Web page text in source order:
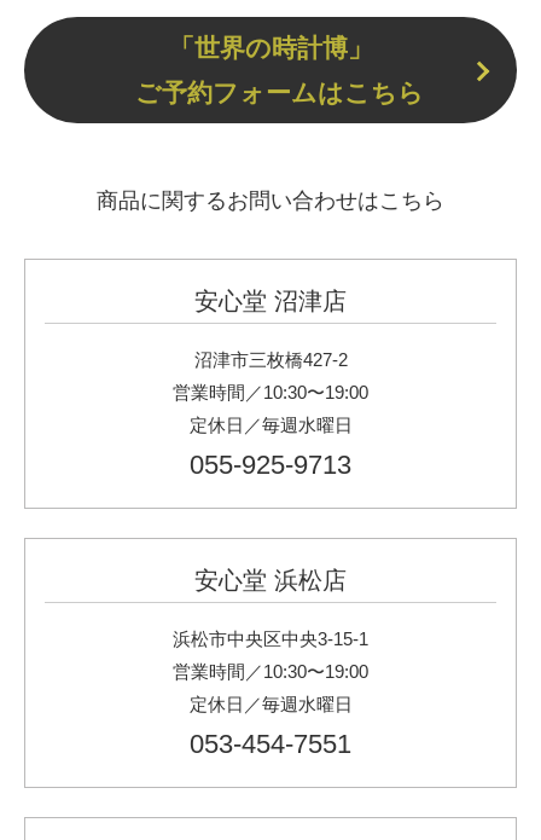
「世界の時計博」
ご予約フォームはこちら
商品に関するお問い合わせはこちら
安心堂 沼津店
沼津市三枚橋427-2
営業時間／10:30〜19:00
定休日／毎週水曜日
055-925-9713
安心堂 浜松店
浜松市中央区中央3-15-1
営業時間／10:30〜19:00
定休日／毎週水曜日
053-454-7551